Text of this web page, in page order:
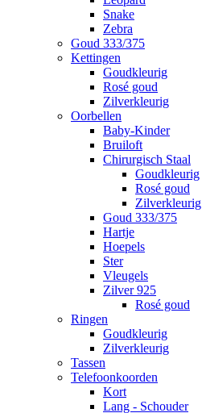
Snake
Zebra
Goud 333/375
Kettingen
Goudkleurig
Rosé goud
Zilverkleurig
Oorbellen
Baby-Kinder
Bruiloft
Chirurgisch Staal
Goudkleurig
Rosé goud
Zilverkleurig
Goud 333/375
Hartje
Hoepels
Ster
Vleugels
Zilver 925
Rosé goud
Ringen
Goudkleurig
Zilverkleurig
Tassen
Telefoonkoorden
Kort
Lang - Schouder